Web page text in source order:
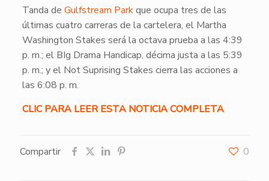
Tanda de Gulfstream Parkque ocupa tres de las
últimas cuatro carreras de la cartelera, el Martha
Washington Stakes será la octava prueba a las 4:39
p. m.; el BIg Drama Handicap, décima justa a las 5:39
p. m.; y el Not Suprising Stakes cierra las acciones a
las 6:08 p. m.
CLIC PARA LEER ESTA NOTICIA COMPLETA
Compartir 0